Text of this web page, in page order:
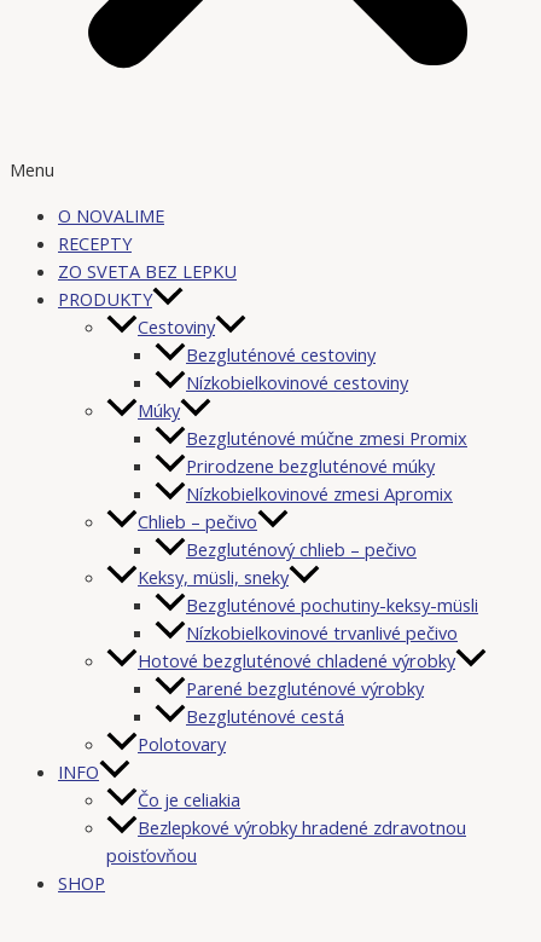
Menu
O NOVALIME
RECEPTY
ZO SVETA BEZ LEPKU
PRODUKTY
Cestoviny
Bezgluténové cestoviny
Nízkobielkovinové cestoviny
Múky
Bezgluténové múčne zmesi Promix
Prirodzene bezgluténové múky
Nízkobielkovinové zmesi Apromix
Chlieb – pečivo
Bezgluténový chlieb – pečivo
Keksy, müsli, sneky
Bezgluténové pochutiny-keksy-müsli
Nízkobielkovinové trvanlivé pečivo
Hotové bezgluténové chladené výrobky
Parené bezgluténové výrobky
Bezgluténové cestá
Polotovary
INFO
Čo je celiakia
Bezlepkové výrobky hradené zdravotnou
poisťovňou
SHOP